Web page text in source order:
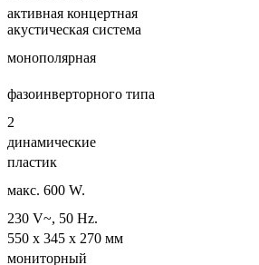
активная концертная
акустическая система
монополярная
фазоинверторного типа
2
динамические
пластик
макс. 600 W.
230 V~, 50 Hz.
550 х 345 х 270 мм
мониторный